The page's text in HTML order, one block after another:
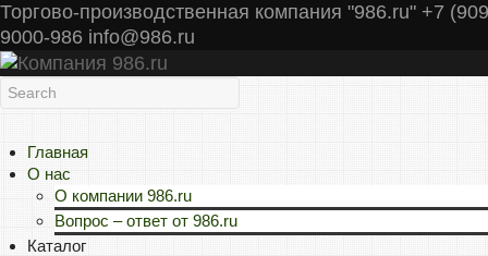
Торгово-производственная компания "986.ru" +7
9000-986 info@986.ru
Главная
О нас
О компании 986.ru
Вопрос – ответ от 986.ru
Каталог